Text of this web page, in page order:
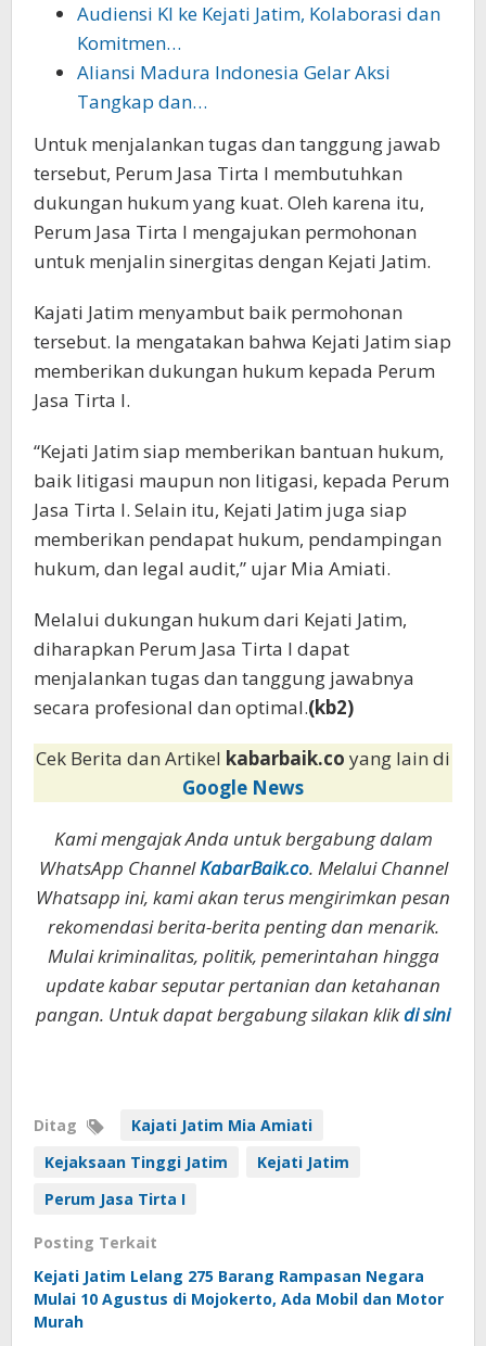
Audiensi KI ke Kejati Jatim, Kolaborasi dan
Komitmen…
Aliansi Madura Indonesia Gelar Aksi
Tangkap dan…
Untuk menjalankan tugas dan tanggung jawab
tersebut, Perum Jasa Tirta I membutuhkan
dukungan hukum yang kuat. Oleh karena itu,
Perum Jasa Tirta I mengajukan permohonan
untuk menjalin sinergitas dengan Kejati Jatim.
Kajati Jatim menyambut baik permohonan
tersebut. Ia mengatakan bahwa Kejati Jatim siap
memberikan dukungan hukum kepada Perum
Jasa Tirta I.
“Kejati Jatim siap memberikan bantuan hukum,
baik litigasi maupun non litigasi, kepada Perum
Jasa Tirta I. Selain itu, Kejati Jatim juga siap
memberikan pendapat hukum, pendampingan
hukum, dan legal audit,” ujar Mia Amiati.
Melalui dukungan hukum dari Kejati Jatim,
diharapkan Perum Jasa Tirta I dapat
menjalankan tugas dan tanggung jawabnya
secara profesional dan optimal.(kb2)
Cek Berita dan Artikel kabarbaik.co yang lain di
Google News
Kami mengajak Anda untuk bergabung dalam
WhatsApp ChannelKabarBaik.co. Melalui Channel
Whatsapp ini, kami akan terus mengirimkan pesan
rekomendasi berita-berita penting dan menarik.
Mulai kriminalitas, politik, pemerintahan hingga
update kabar seputar pertanian dan ketahanan
pangan. Untuk dapat bergabung silakan klikdi sini
Ditag
Kajati Jatim Mia Amiati
Kejaksaan Tinggi Jatim
Kejati Jatim
Perum Jasa Tirta I
Posting Terkait
Kejati Jatim Lelang 275 Barang Rampasan Negara
Mulai 10 Agustus di Mojokerto, Ada Mobil dan Motor
Murah